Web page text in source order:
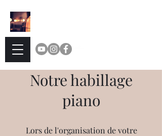
Notre habillage
piano
Lors de l'organisation de votre